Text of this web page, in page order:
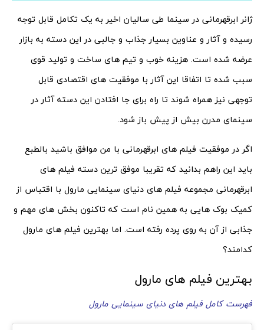
ژانر ابرقهرمانی در سینما طی سالیان اخیر به یک تکامل قابل توجه
رسیده و آثار و عناوین بسیار جذاب و جالبی در این دسته به بازار
عرضه شده است. هزینه خوب و تیم های ساخت و تولید قوی
سبب شده تا اتفاقا این آثار با موفقیت های اقتصادی قابل
توجهی نیز همراه شوند تا راه برای جا افتادن این دسته آثار در
سینمای مدرن بیش از پیش باز شود.
اگر در موفقیت فیلم های ابرقهرمانی با من موافق باشید بالطبع
باید این راهم بدانید که تقریبا موفق ترین دسته فیلم های
ابرقهرمانی مجموعه فیلم های دنیای سینمایی مارول با اقتباس از
کمیک بوک هایی به همین نام است که تاکنون بخش های مهم و
جذابی از آن به روی پرده رفته است. اما بهترین فیلم های مارول
کدامند؟
بهترین فیلم های مارول
فهرست کامل فیلم های دنیای سینمایی مارول